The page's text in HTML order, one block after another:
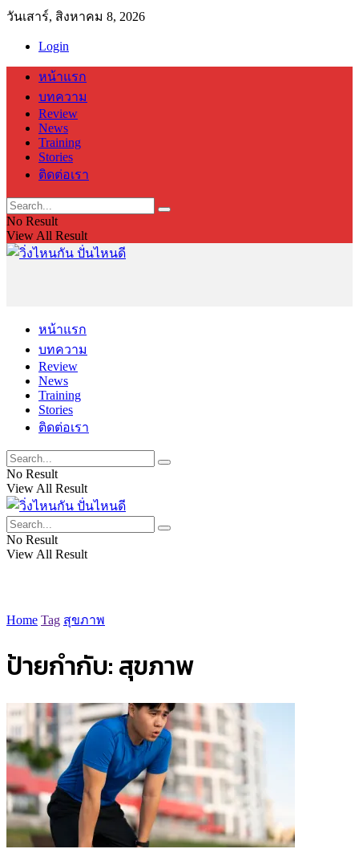
วันเสาร์, สิงหาคม 8, 2026
Login
หน้าแรก
บทความ
Review
News
Training
Stories
ติดต่อเรา
No Result
View All Result
หน้าแรก
บทความ
Review
News
Training
Stories
ติดต่อเรา
No Result
View All Result
No Result
View All Result
Home Tag สุขภาพ
ป้ายกำกับ:สุขภาพ